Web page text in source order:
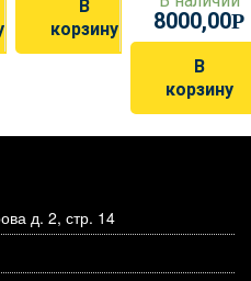
В
корзину
8000,00Р
В
корзину
д. 2, стр. 14